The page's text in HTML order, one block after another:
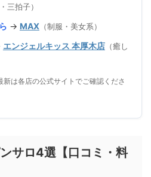
三拍子）
→ MAX（制服・美女系）
エンジェルキッス 本厚木店（癒し
は各店の公式サイトでご確認くださ
サロ4選【口コミ・料